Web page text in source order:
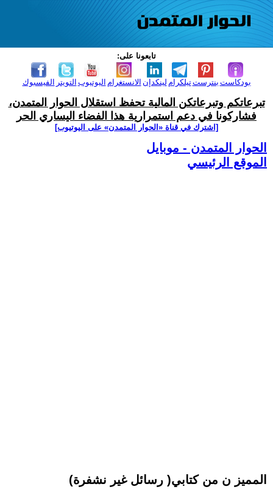
تابعونا على:
الفيسبوك التويتر اليوتيوب الانستغرام لينكدإن تيلكرامبنترست بودكاست
تبرعاتكم وتبرعاتكن المالية تحفظ استقلال الحوار المتمدن،
فشاركونا في دعم استمرارية هذا الفضاء اليساري الحر
[اشترك في قناة ‫«الحوار المتمدن» على اليوتيوب]
الحوار المتمدن - موبايل
الموقع الرئيسي
المميز ن من كتابي( رسائل غير نشفرة)